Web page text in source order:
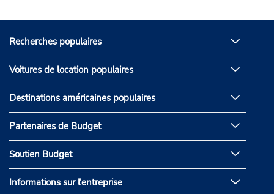
Recherches populaires
Voitures de location populaires
Destinations américaines populaires
Partenaires de Budget
Soutien Budget
Informations sur l'entreprise